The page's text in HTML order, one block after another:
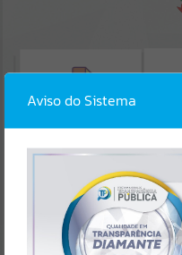
ISS/ALVARÁ
Aviso do Sistema
Gerenciamento do
Ocorreu um erro de script: